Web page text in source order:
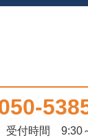
受付時間 9:30